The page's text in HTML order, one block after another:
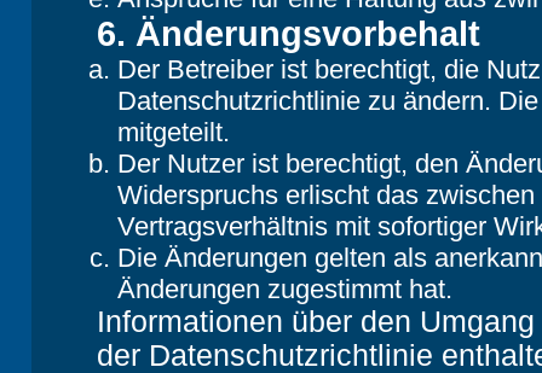
6. Änderungsvorbehalt
Der Betreiber ist berechtigt, die
Datenschutzrichtlinie zu ändern.
mitgeteilt.
Der Nutzer ist berechtigt, den
Widerspruchs erlischt das
Vertragsverhältnis mit sofortiger
Die Änderungen gelten als
Änderungen zugestimmt hat.
Informationen über den
der Datenschutzrichtlinie